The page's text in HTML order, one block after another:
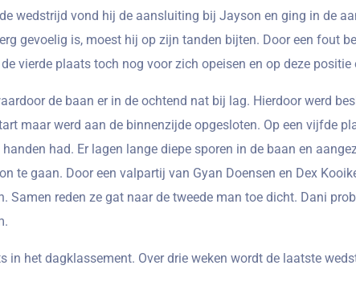
wedstrijd vond hij de aansluiting bij Jayson en ging in de
gevoelig is, moest hij op zijn tanden bijten. Door een fout
vierde plaats toch nog voor zich opeisen en op deze positie
de baan er in de ochtend nat bij lag. Hierdoor werd
maar werd aan de binnenzijde opgesloten. Op een vijfde
had. Er lagen lange diepe sporen in de baan en
te gaan. Door een valpartij van Gyan Doensen en Dex
reden ze gat naar de tweede man toe dicht. Dani
in het dagklassement. Over drie weken wordt de laatste